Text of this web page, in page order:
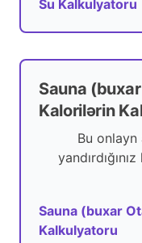
Su Kalkulyatoru
Sauna (buxar
Kalorilərin
Bu
Sauna (buxar
Kalkulyatoru